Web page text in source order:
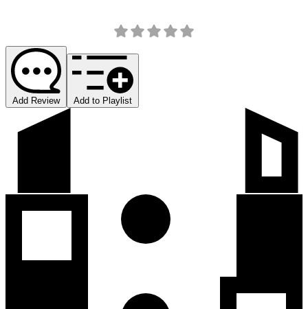
Add Review Add to Playlist